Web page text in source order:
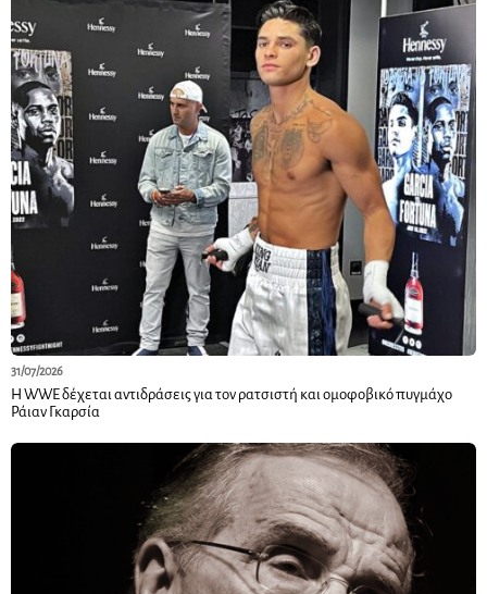
31/07/2026
Η WWE δέχεται αντιδράσεις για τον ρατσιστή και ομοφοβικό πυγμάχο
Ράιαν Γκαρσία